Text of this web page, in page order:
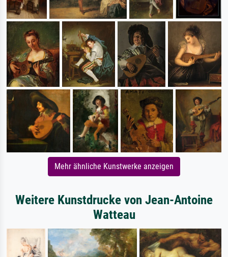
Mehr ähnliche Kunstwerke anzeigen
Weitere Kunstdrucke von Jean-Antoine
Watteau